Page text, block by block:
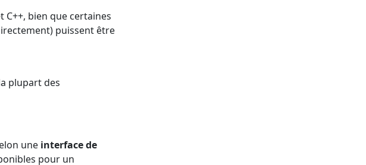
bien que certaines
puissent être
plupart des
une interface de
pour un